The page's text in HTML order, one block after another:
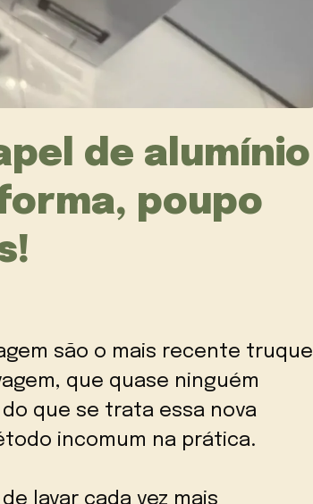
de alumínio
poupo
são o mais recente truque
que quase ninguém
que se trata essa nova
incomum na prática.
lavar cada vez mais